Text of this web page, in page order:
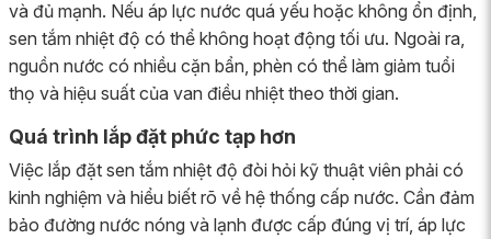
và đủ mạnh. Nếu áp lực nước quá yếu hoặc không ổn định,
sen tắm nhiệt độ có thể không hoạt động tối ưu. Ngoài ra,
nguồn nước có nhiều cặn bẩn, phèn có thể làm giảm tuổi
thọ và hiệu suất của van điều nhiệt theo thời gian.
Quá trình lắp đặt phức tạp hơn
Việc lắp đặt sen tắm nhiệt độ đòi hỏi kỹ thuật viên phải có
kinh nghiệm và hiểu biết rõ về hệ thống cấp nước. Cần đảm
bảo đường nước nóng và lạnh được cấp đúng vị trí, áp lực